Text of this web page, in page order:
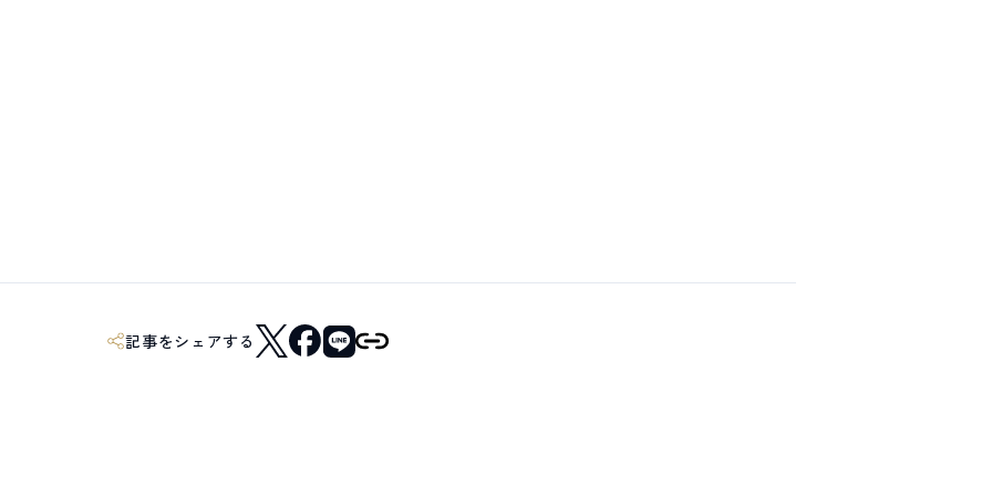
記事をシェアする